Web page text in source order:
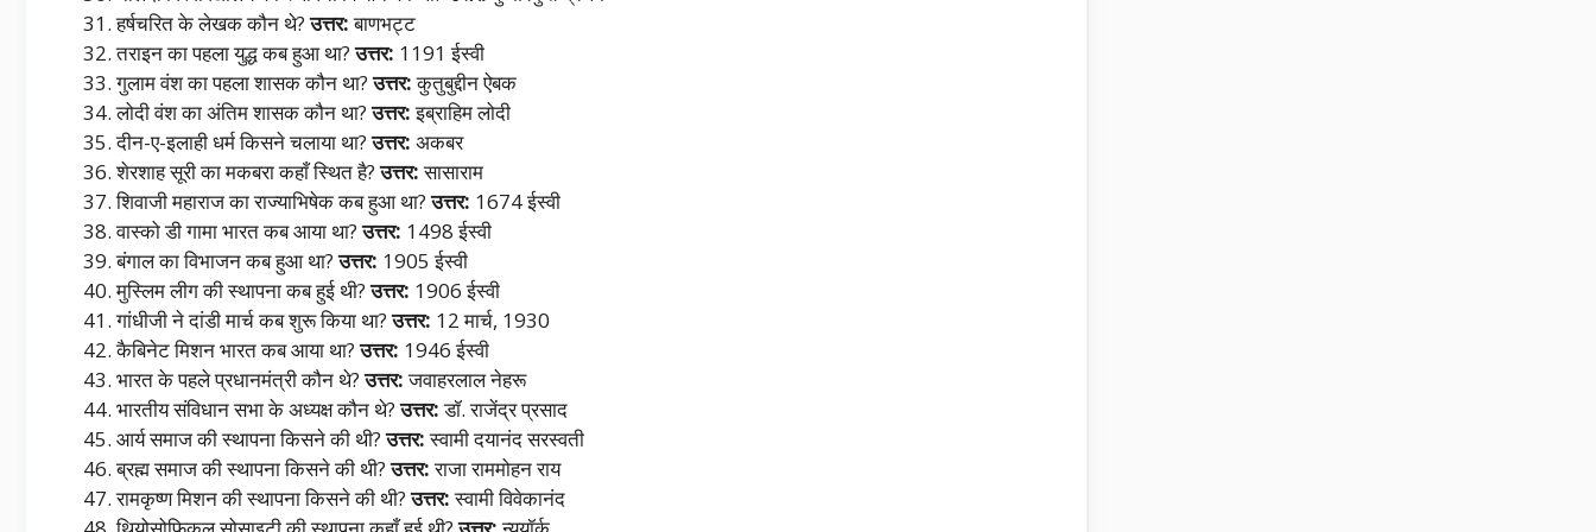
हर्षचरित के लेखक कौन थे?उत्तर:बाणभट्ट
तराइन का पहला युद्ध कब हुआ था?उत्तर: 1191 ईस्वी
गुलाम वंश का पहला शासक कौन था?उत्तर:कुतुबुद्दीन ऐबक
लोदी वंश का अंतिम शासक कौन था?उत्तर:इब्राहिम लोदी
दीन-ए-इलाही धर्म किसने चलाया था?उत्तर: अकबर
शेरशाह सूरी का मकबरा कहाँ स्थित है?उत्तर:सासाराम
शिवाजी महाराज का राज्याभिषेक कब हुआ था?उत्तर: 1674 ईस्वी
वास्को डी गामा भारत कब आया था?उत्तर: 1498 ईस्वी
बंगाल का विभाजन कब हुआ था?उत्तर: 1905 ईस्वी
मुस्लिम लीग की स्थापना कब हुई थी?उत्तर: 1906 ईस्वी
गांधीजी ने दांडी मार्च कब शुरू किया था?उत्तर: 12 मार्च, 1930
कैबिनेट मिशन भारत कब आया था?उत्तर: 1946 ईस्वी
भारत के पहले प्रधानमंत्री कौन थे?उत्तर:जवाहरलाल नेहरू
भारतीय संविधान सभा के अध्यक्ष कौन थे?उत्तर:डॉ. राजेंद्र प्रसाद
आर्य समाज की स्थापना किसने की थी?उत्तर:स्वामी दयानंद सरस्वती
ब्रह्म समाज की स्थापना किसने की थी?उत्तर:राजा राममोहन राय
रामकृष्ण मिशन की स्थापना किसने की थी?उत्तर:स्वामी विवेकानंद